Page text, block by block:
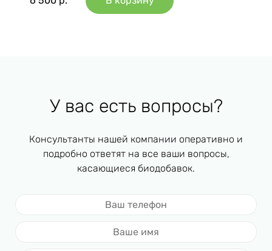
У вас есть вопросы?
Консультанты нашей компании оперативно и
подробно ответят на все ваши вопросы,
касающиеся биодобавок.